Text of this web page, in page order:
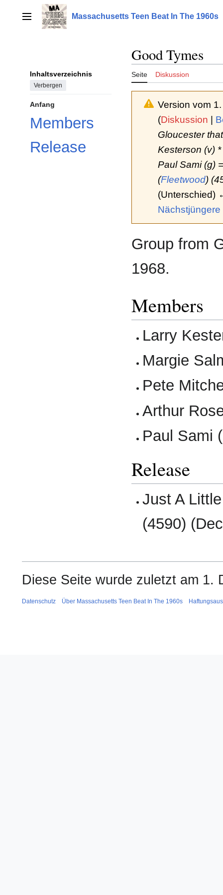
springenHauptmenü Massachusetts Teen Beat In The 1960s
Inhaltsverzeichnis
Verbergen
Anfang
Members
Release
Good Tymes
Seite Diskussion
Version vom
(Diskussion
Gloucester
Kesterson (v)
Paul Sami (g)
(Fleetwood)
(Unterschied)
Group from
1968.
Members
Larry
Margie
Pete
Arthur
Paul Sami
Release
Just A
(4590)
Diese Seite wurde zuletzt am 1.
Datenschutz Über Massachusetts Teen Beat In The 1960s